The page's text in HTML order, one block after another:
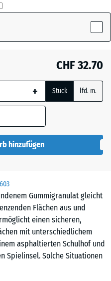
Gummigranulat gleicht
Flächen aus und
einen sicheren,
mit unterschiedlichem
asphaltierten Schulhof und
Spielinsel. Solche Situationen
CHF 32.70
+ Stück lfd. m.
hinzufügen